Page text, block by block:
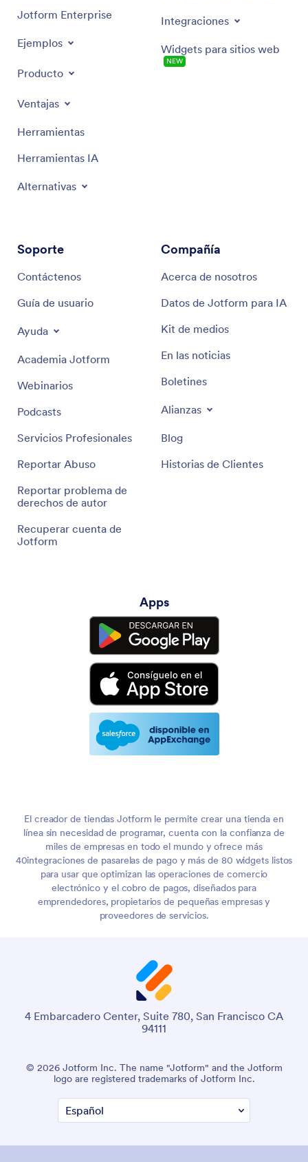
Jotform Enterprise
Ejemplos
Producto
Ventajas
Herramientas
Herramientas IA
Alternativas
Integraciones
Widgets para sitios web
NEW
Soporte
Contáctenos
Guía de usuario
Ayuda
Academia Jotform
Webinarios
Podcasts
Servicios Profesionales
Reportar Abuso
Reportar problema de
derechos de autor
Recuperar cuenta de
Jotform
Compañía
Acerca de nosotros
Datos de Jotform para IA
Kit de medios
En las noticias
Boletines
Alianzas
Blog
Historias de Clientes
Apps
El creador de tiendas Jotform le permite crear una tienda en
línea sin necesidad de programar, cuenta con la confianza de
miles de empresas en todo el mundo y ofrece más
40integraciones de pasarelas de pago y más de 80 widgets listos
para usar que optimizan las operaciones de comercio
electrónico y el cobro de pagos, diseñados para
emprendedores, propietarios de pequeñas empresas y
proveedores de servicios.
4 Embarcadero Center, Suite 780, San Francisco CA
94111
© 2026 Jotform Inc. The name "Jotform" and the Jotform
logo are registered trademarks of Jotform Inc.